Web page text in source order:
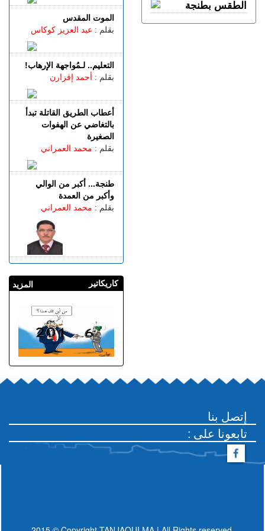
الموت المقدس
بقلم : عبد العزيز كوكاس
التعليم.. لـمُواجهة الإرهاب!
بقلم : أحمد إفزارن
أعطاب الطريق القاتلة تبدأ
بالتغاضي عن الهفوات
الصغيرة
بقلم : محمد العمراني
طنجة... أكبر من الوالي
وأكبر من العمدة
بقلم : محمد العمراني
المزيد كاريكاتير
السبت 08 غشت | 19:48
أكرد يقترب من مغادرة
إتصل بنا
: تابعونا على